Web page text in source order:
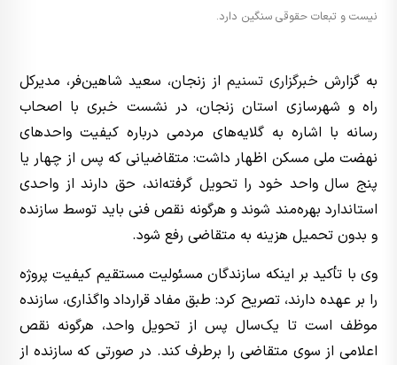
نیست و تبعات حقوقی سنگین دارد.
به گزارش خبرگزاری تسنیماز زنجان، سعید شاهین‌فر، مدیرکل
راه و شهرسازی استان زنجان، در نشست خبری با اصحاب
رسانه با اشاره به گلایه‌های مردمی درباره کیفیت واحدهای
نهضت ملی مسکن اظهار داشت: متقاضیانی که پس از چهار یا
پنج سال واحد خود را تحویل گرفته‌اند، حق دارند از واحدی
استاندارد بهره‌مند شوند و هرگونه نقص فنی باید توسط سازنده
و بدون تحمیل هزینه به متقاضی رفع شود.
وی با تأکید بر اینکه سازندگان مسئولیت مستقیم کیفیت پروژه
را بر عهده دارند، تصریح کرد: طبق مفاد قرارداد واگذاری، سازنده
موظف است تا یک‌سال پس از تحویل واحد، هرگونه نقص
اعلامی از سوی متقاضی را برطرف کند. در صورتی که سازنده از